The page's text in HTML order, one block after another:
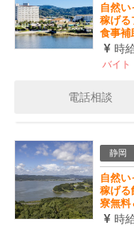
自然い
稼げる
食事補
時
バイト
電話相談
静岡
自然い
稼げる
寮無料
時